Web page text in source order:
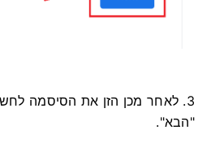
3. לאחר מכן הזן את הסיסמה
"הבא".